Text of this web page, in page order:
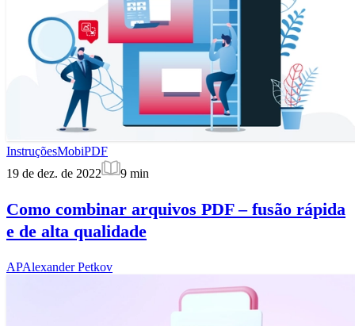
InstruçõesMobiPDF
19 de dez. de 2022
9 min
Como combinar arquivos PDF – fusão rápida
e de alta qualidade
APAlexander Petkov